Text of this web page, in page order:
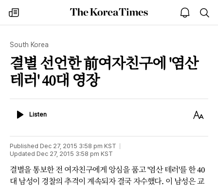
my
times
The
Korea
open
notice
South Korea
결별 선언한 前여자친구에 '염산
테러' 40대 영장
ListenListen
Text
Published Dec 27, 2015 3:58 pm KST
Updated Dec 27, 2015 3:58 pm KST
결별을 통보한 전 여자친구에게 앙심을 품고 '염산 테러'를 한 40
대 남성이 경찰의 추격이 계속되자 결국 자수했다. 이 남성은 교